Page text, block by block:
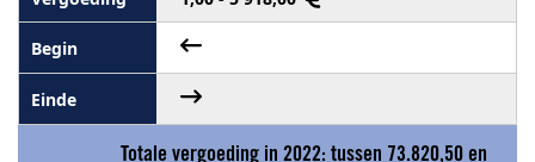
Totale vergoeding in 2022: tussen 73.820,50 en